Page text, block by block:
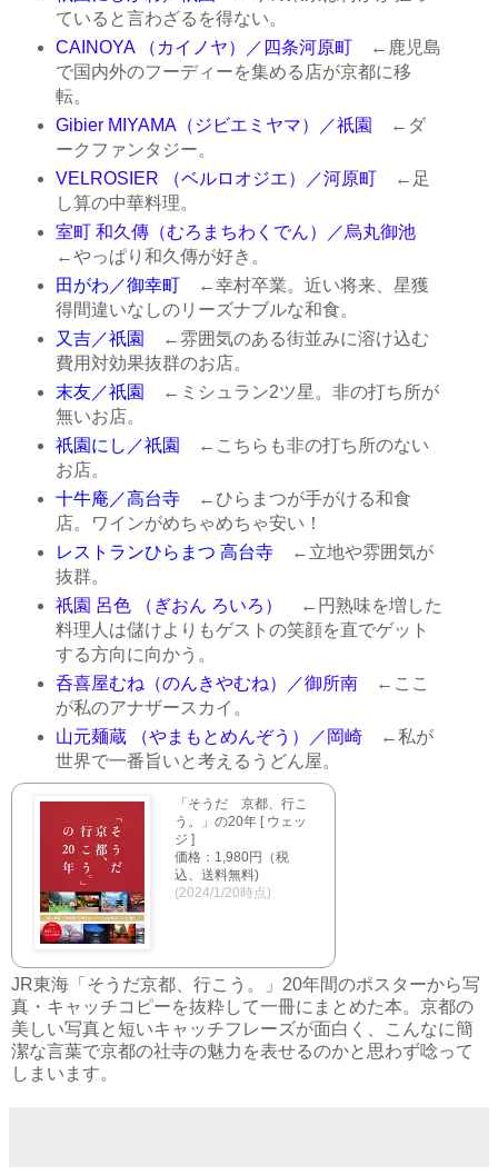
ていると言わざるを得ない。
CAINOYA （カイノヤ）／四条河原町←鹿児島
で国内外のフーディーを集める店が京都に移
転。
Gibier MIYAMA（ジビエミヤマ）／祇園
←ダ
ークファンタジー。
VELROSIER （ベルロオジエ）／河原町←足
し算の中華料理。
室町 和久傳（むろまちわくでん）／烏丸御池
←やっぱり和久傳が好き。
田がわ／御幸町←幸村卒業。近い将来、星獲
得間違いなしのリーズナブルな和食。
又吉／祇園
←雰囲気のある街並みに溶け込む
費用対効果抜群のお店。
末友／祇園
←ミシュラン2ツ星。非の打ち所が
無いお店。
祇園にし／祇園
←こちらも非の打ち所のない
お店。
十牛庵／高台寺←ひらまつが手がける和食
店。ワインがめちゃめちゃ安い！
レストランひらまつ 高台寺←立地や雰囲気が
抜群。
祇園 呂色 （ぎおん ろいろ）
←円熟味を増した
料理人は儲けよりもゲストの笑顔を直でゲット
する方向に向かう。
呑喜屋むね（のんきやむね）／御所南←ここ
が私のアナザースカイ。
山元麺蔵 （やまもとめんぞう）／岡崎←私が
世界で一番旨いと考えるうどん屋。
「そうだ 京都、行こ
う。」の20年 [ ウェッ
ジ ]
価格：1,980円（税
込、送料無料)
(2024/1/20時点)
JR東海「そうだ京都、行こう。」20年間のポスターから写
真・キャッチコピーを抜粋して一冊にまとめた本。京都の
美しい写真と短いキャッチフレーズが面白く、こんなに簡
潔な言葉で京都の社寺の魅力を表せるのかと思わず唸って
しまいます。